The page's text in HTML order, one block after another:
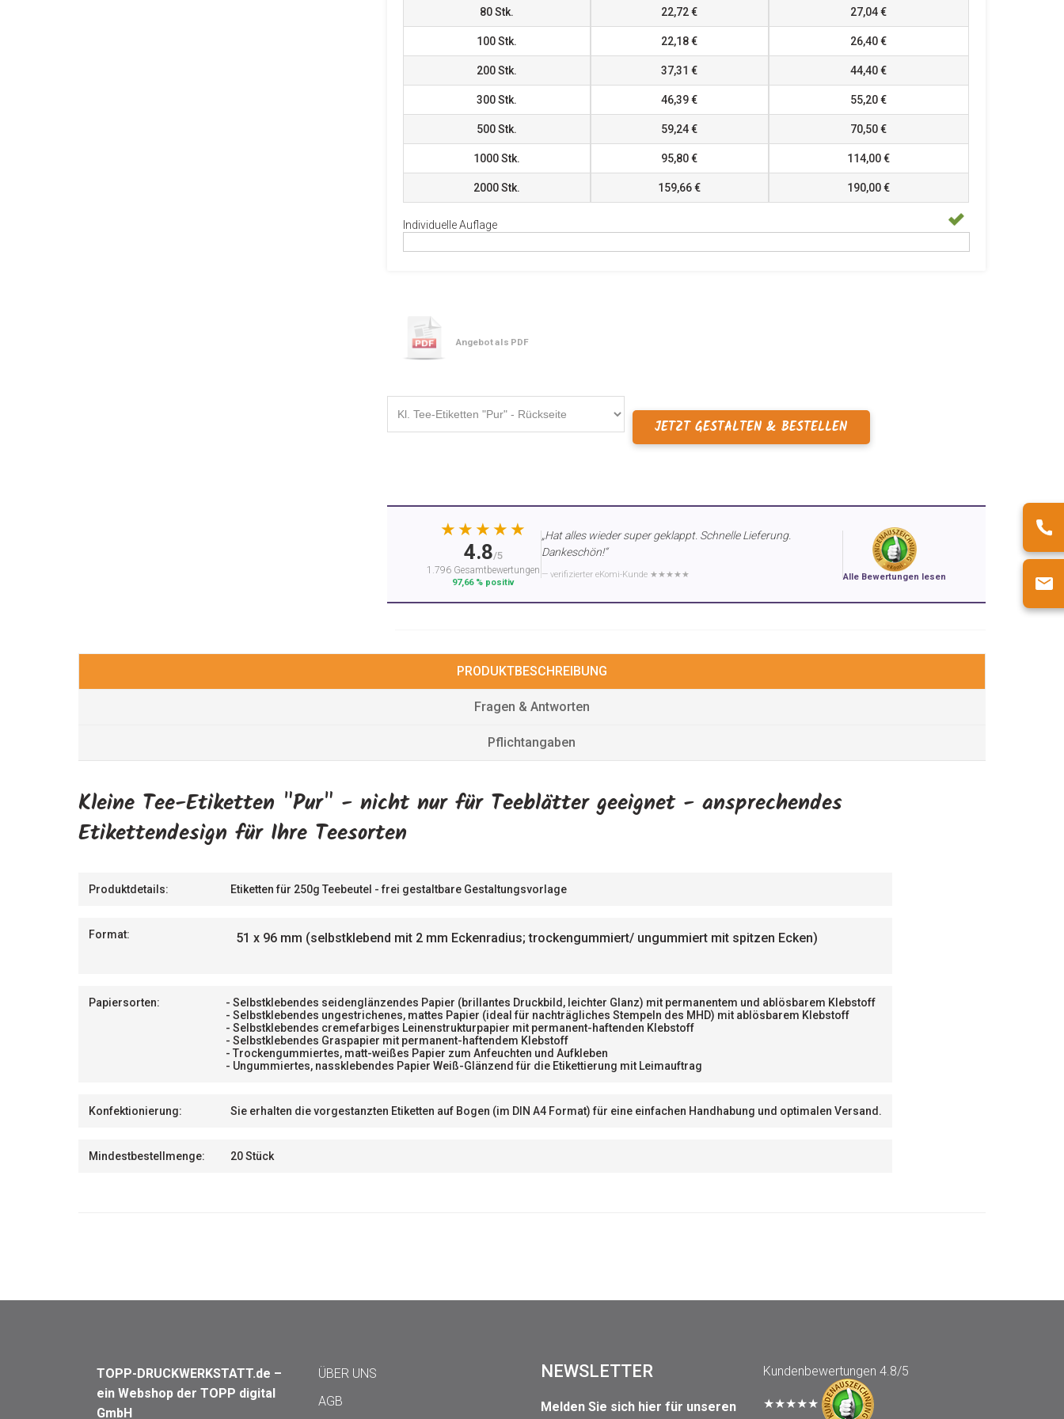
80Stk. 22,72 € 27,04 €
100Stk. 22,18 € 26,40 €
200Stk. 37,31 € 44,40 €
300Stk. 46,39 € 55,20 €
500Stk. 59,24 € 70,50 €
1000Stk. 95,80 € 114,00 €
2000Stk. 159,66 € 190,00 €
Individuelle Auflage
Angebot als PDF
JETZT GESTALTEN & BESTELLEN
★★★★★
4.8/5
1.796 Gesamtbewertungen
97,66 % positiv
„Hat alles wieder super geklappt. Schnelle Lieferung.
Dankeschön!“
— verifizierter eKomi-Kunde ★★★★★ Alle Bewertungen lesen
PRODUKTBESCHREIBUNG
Fragen & Antworten
Pflichtangaben
Kleine Tee-Etiketten "Pur" - nicht nur für Teeblätter geeignet - ansprechendes
Etikettendesign für Ihre Teesorten
Produktdetails: Etiketten für 250g Teebeutel - frei gestaltbare Gestaltungsvorlage
Format: 51 x 96 mm (selbstklebend mit 2 mm Eckenradius; trockengummiert/ ungummiert mit spitzen Ecken)
Papiersorten:
- Selbstklebendes seidenglänzendes Papier (brillantes Druckbild, leichter Glanz) mit permanentem und ablösbarem Klebstoff
- Selbstklebendes ungestrichenes, mattes Papier (ideal für nachträgliches Stempeln des MHD) mit ablösbarem Klebstoff
- Selbstklebendes cremefarbiges Leinenstrukturpapier mit permanent-haftenden Klebstoff
- Selbstklebendes Graspapier mit permanent-haftendem Klebstoff
- Trockengummiertes, matt-weißes Papier zum Anfeuchten und Aufkleben
- Ungummiertes, nassklebendes Papier Weiß-Glänzend für die Etikettierung mit Leimauftrag
Konfektionierung: Sie erhalten die vorgestanzten Etiketten auf Bogen (im DIN A4 Format) für eine einfachen Handhabung und optimalen Versand.
Mindestbestellmenge: 20 Stück
TOPP-DRUCKWERKSTATT.de –
ein Webshop der TOPP digital
GmbH
ÜBER UNS
AGB
NEWSLETTER
Melden Sie sich hier für unseren
Kundenbewertungen 4.8/5
★★★★★